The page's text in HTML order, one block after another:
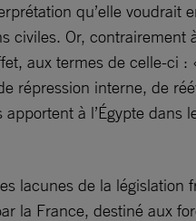
qu’elle
Or,
aux termes de celle-ci
répression interne, de
apportent à l’Égypte
lacunes de la
la France, destiné aux